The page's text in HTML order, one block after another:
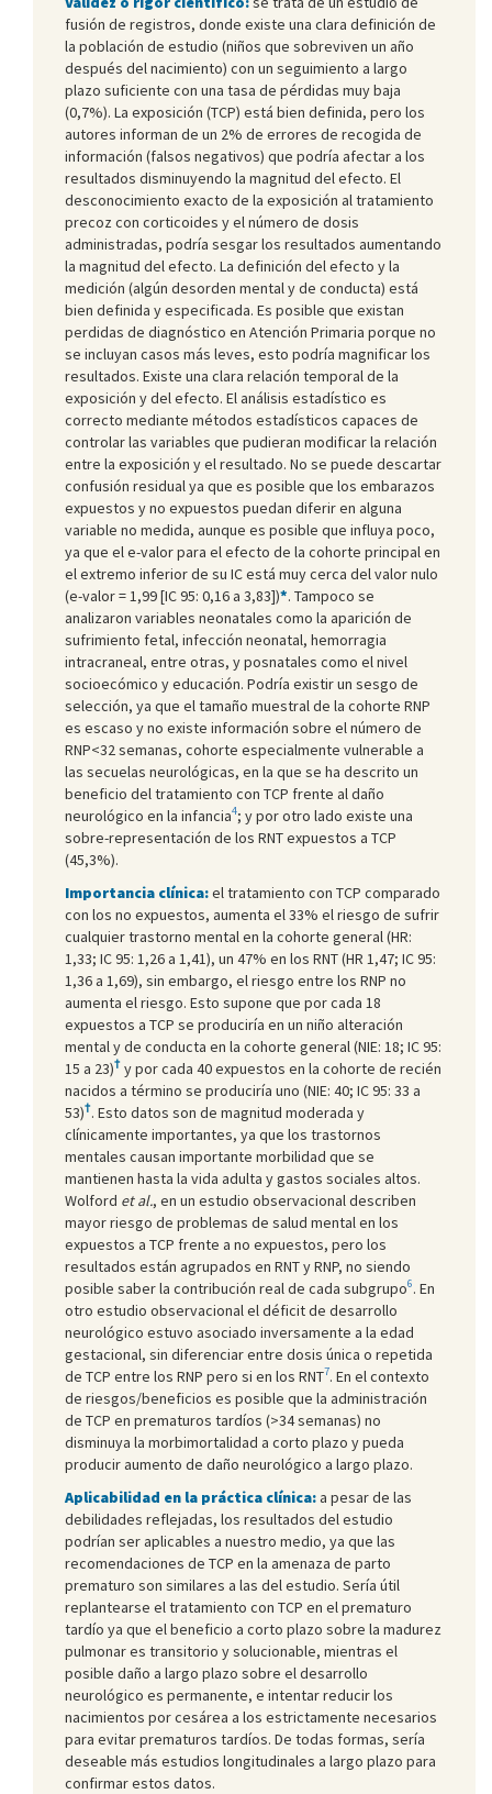
fusión de registros, donde existe una clara definición de
la población de estudio (niños que sobreviven un año
después del nacimiento) con un seguimiento a largo
plazo suficiente con una tasa de pérdidas muy baja
(0,7%). La exposición (TCP) está bien definida, pero los
autores informan de un 2% de errores de recogida de
información (falsos negativos) que podría afectar a los
resultados disminuyendo la magnitud del efecto. El
desconocimiento exacto de la exposición al tratamiento
precoz con corticoides y el número de dosis
administradas, podría sesgar los resultados aumentando
la magnitud del efecto. La definición del efecto y la
medición (algún desorden mental y de conducta) está
bien definida y especificada. Es posible que existan
perdidas de diagnóstico en Atención Primaria porque no
se incluyan casos más leves, esto podría magnificar los
resultados. Existe una clara relación temporal de la
exposición y del efecto. El análisis estadístico es
correcto mediante métodos estadísticos capaces de
controlar las variables que pudieran modificar la relación
entre la exposición y el resultado. No se puede descartar
confusión residual ya que es posible que los embarazos
expuestos y no expuestos puedan diferir en alguna
variable no medida, aunque es posible que influya poco,
ya que el e-valor para el efecto de la cohorte principal en
el extremo inferior de su IC está muy cerca del valor nulo
(e-valor = 1,99 [IC 95: 0,16 a 3,83])*. Tampoco se
analizaron variables neonatales como la aparición de
sufrimiento fetal, infección neonatal, hemorragia
intracraneal, entre otras, y posnatales como el nivel
socioecómico y educación. Podría existir un sesgo de
selección, ya que el tamaño muestral de la cohorte RNP
es escaso y no existe información sobre el número de
RNP<32 semanas, cohorte especialmente vulnerable a
las secuelas neurológicas, en la que se ha descrito un
beneficio del tratamiento con TCP frente al daño
neurológico en la infancia4; y por otro lado existe una
sobre-representación de los RNT expuestos a TCP
(45,3%).
Importancia clínica:el tratamiento con TCP comparado
con los no expuestos, aumenta el 33% el riesgo de sufrir
cualquier trastorno mental en la cohorte general (HR:
1,33; IC 95: 1,26 a 1,41), un 47% en los RNT (HR 1,47; IC 95:
1,36 a 1,69), sin embargo, el riesgo entre los RNP no
aumenta el riesgo. Esto supone que por cada 18
expuestos a TCP se produciría en un niño alteración
mental y de conducta en la cohorte general (NIE: 18; IC 95:
15 a 23)† y por cada 40 expuestos en la cohorte de recién
nacidos a término se produciría uno (NIE: 40; IC 95: 33 a
53)†. Esto datos son de magnitud moderada y
clínicamente importantes, ya que los trastornos
mentales causan importante morbilidad que se
mantienen hasta la vida adulta y gastos sociales altos.
Wolford et al., en un estudio observacional describen
mayor riesgo de problemas de salud mental en los
expuestos a TCP frente a no expuestos, pero los
resultados están agrupados en RNT y RNP, no siendo
posible saber la contribución real de cada subgrupo6. En
otro estudio observacional el déficit de desarrollo
neurológico estuvo asociado inversamente a la edad
gestacional, sin diferenciar entre dosis única o repetida
de TCP entre los RNP pero si en los RNT7. En el contexto
de riesgos/beneficios es posible que la administración
de TCP en prematuros tardíos (>34 semanas) no
disminuya la morbimortalidad a corto plazo y pueda
producir aumento de daño neurológico a largo plazo.
Aplicabilidad en la práctica clínica:a pesar de las
debilidades reflejadas, los resultados del estudio
podrían ser aplicables a nuestro medio, ya que las
recomendaciones de TCP en la amenaza de parto
prematuro son similares a las del estudio. Sería útil
replantearse el tratamiento con TCP en el prematuro
tardío ya que el beneficio a corto plazo sobre la madurez
pulmonar es transitorio y solucionable, mientras el
posible daño a largo plazo sobre el desarrollo
neurológico es permanente, e intentar reducir los
nacimientos por cesárea a los estrictamente necesarios
para evitar prematuros tardíos. De todas formas, sería
deseable más estudios longitudinales a largo plazo para
confirmar estos datos.